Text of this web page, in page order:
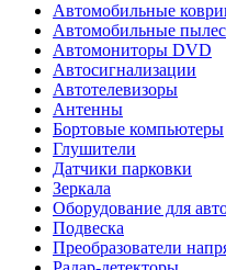
Автомобильные
Автомобильные
Автомониторы DVD
Автосигнализации
Автотелевизоры
Антенны
Бортовые компьютеры
Глушители
Датчики парковки
Зеркала
Оборудование для
Подвеска
Преобразователи